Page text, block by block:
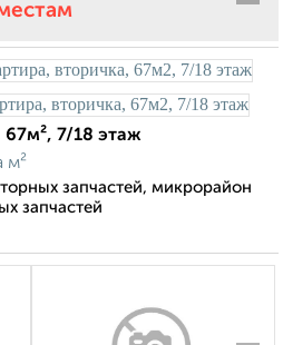
67м², 7/18 этаж
м²
запчастей, микрорайон
запчастей